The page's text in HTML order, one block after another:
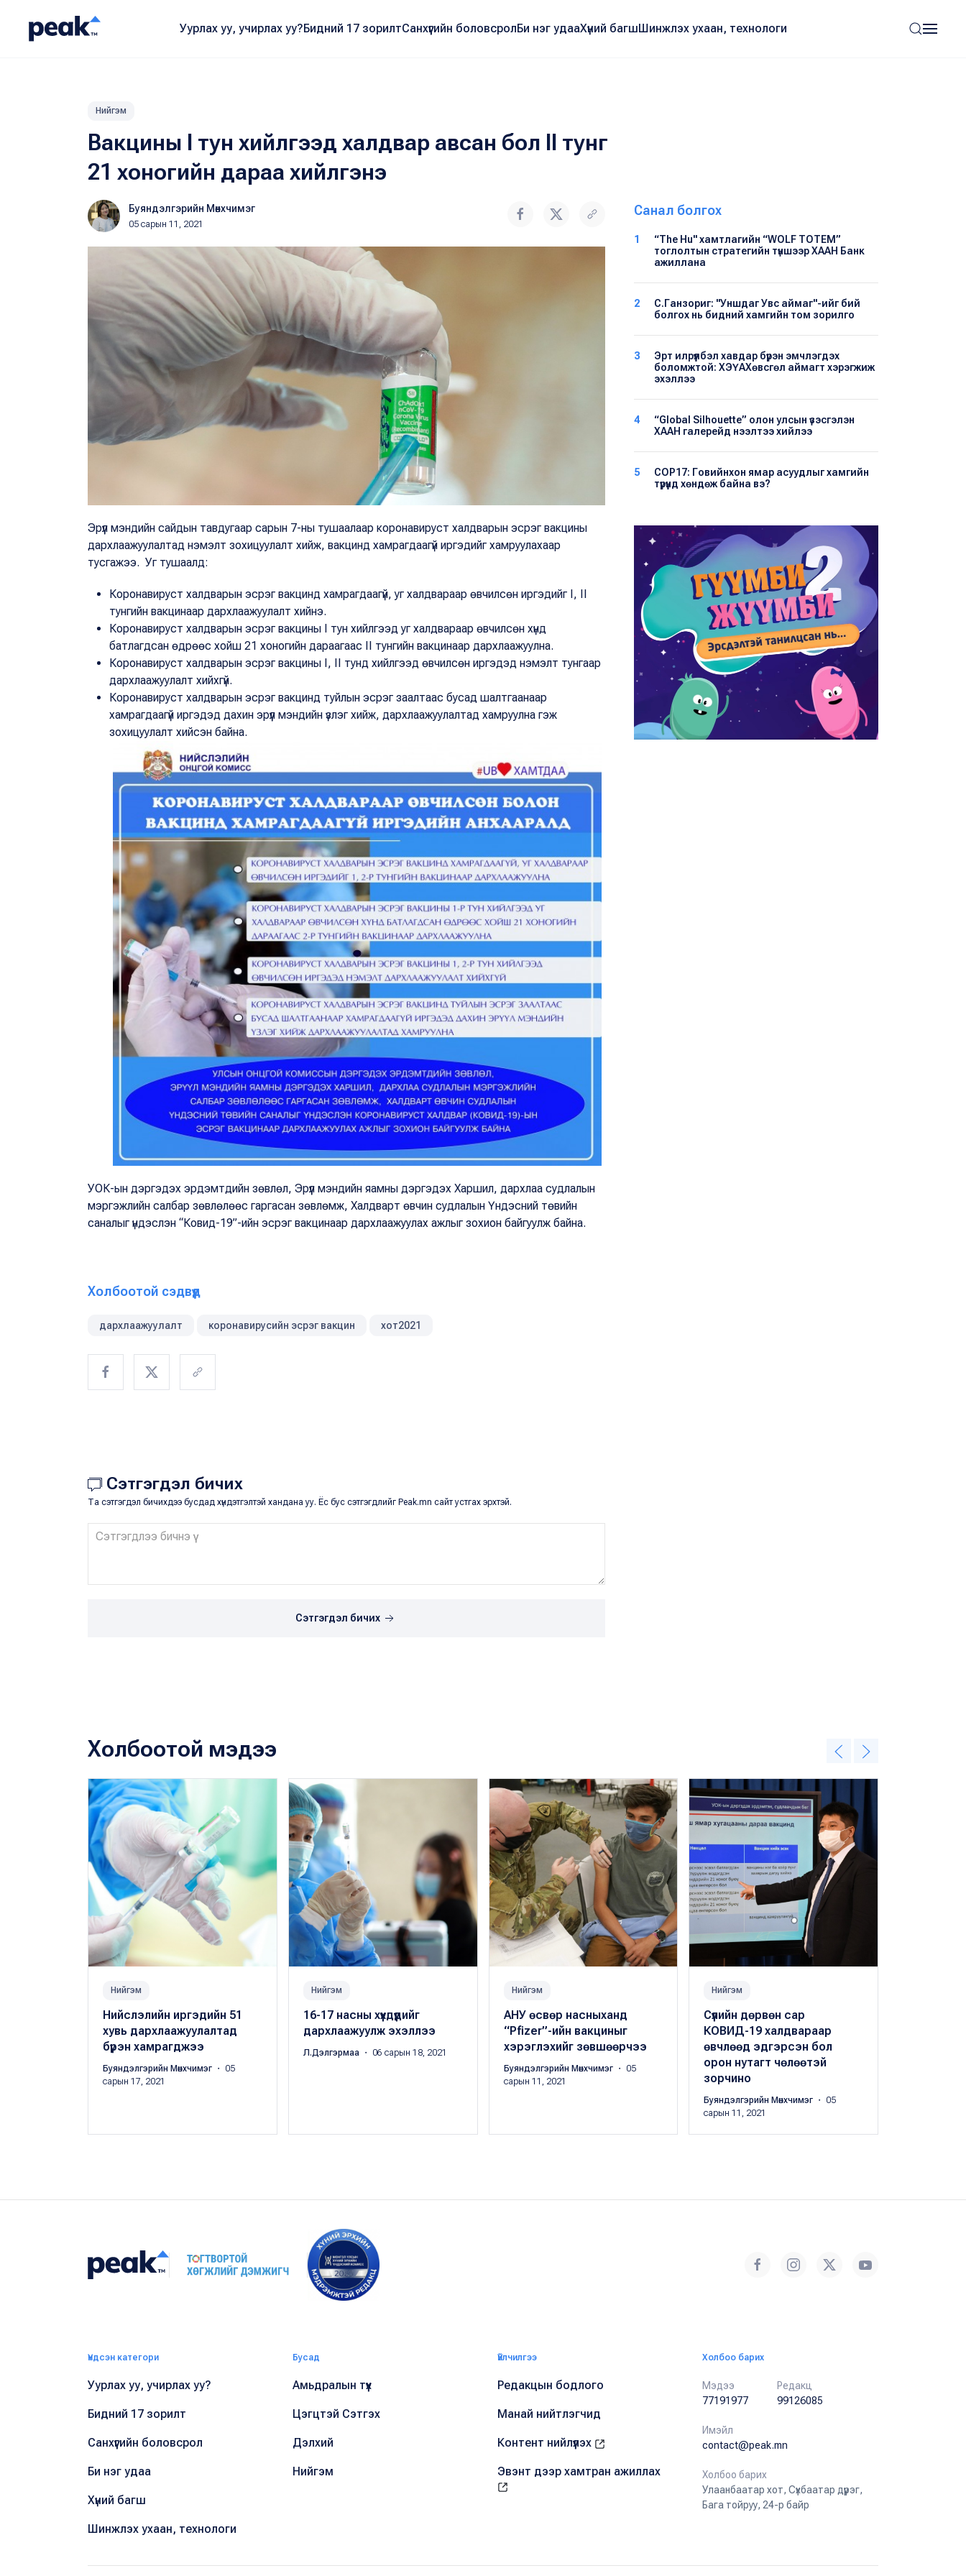
Уурлах уу, учирлах уу?Бидний 17 зорилтСанхүүгийн боловсролБи нэг удааХүний багшШинжлэх ухаан, технологи
Нийгэм
Вакцины I тун хийлгээд халдвар авсан бол II тунг
21 хоногийн дараа хийлгэнэ
Буяндэлгэрийн Мөнхчимэг
05 сарын 11, 2021
Эрүүл мэндийн сайдын тавдугаар сарын 7-ны тушаалаар коронавируст халдварын эсрэг вакцины
дархлаажуулалтад нэмэлт зохицуулалт хийж, вакцинд хамрагдаагүй иргэдийг хамруулахаар
тусгажээ. Уг тушаалд:
Коронавируст халдварын эсрэг вакцинд хамрагдаагүй, уг халдвараар өвчилсөн иргэдийг I, II
тунгийн вакцинаар дархлаажуулалт хийнэ.
Коронавируст халдварын эсрэг вакцины I тун хийлгээд уг халдвараар өвчилсөн хүнд
батлагдсан өдрөөс хойш 21 хоногийн дараагаас II тунгийн вакцинаар дархлаажуулна.
Коронавируст халдварын эсрэг вакцины I, II тунд хийлгээд өвчилсөн иргэдэд нэмэлт тунгаар
дархлаажуулалт хийхгүй.
Коронавируст халдварын эсрэг вакцинд туйлын эсрэг заалтаас бусад шалтгаанаар
хамрагдаагүй иргэдэд дахин эрүүл мэндийн үзлэг хийж, дархлаажуулалтад хамруулна гэж
зохицуулалт хийсэн байна.
УОК-ын дэргэдэх эрдэмтдийн зөвлөл, Эрүүл мэндийн яамны дэргэдэх Харшил, дархлаа судлалын
мэргэжлийн салбар зөвлөлөөс гаргасан зөвлөмж, Халдварт өвчин судлалын Үндэсний төвийн
саналыг үндэслэн “Ковид-19”-ийн эсрэг вакцинаар дархлаажуулах ажлыг зохион байгуулж байна.
Холбоотой сэдвүүд
дархлаажуулалт коронавирусийн эсрэг вакцин хот2021
Сэтгэгдэл бичих
Та сэтгэгдэл бичихдээ бусдад хүндэтгэлтэй хандана уу. Ёс бус сэтгэгдлийг Peak.mn сайт устгах эрхтэй.
Сэтгэгдэл бичих
Санал болгох
1
“The Hu" хамтлагийн “WOLF TOTEM”
тоглолтын стратегийн түншээр ХААН Банк
ажиллана
2
С.Ганзориг: "Уншдаг Увс аймаг"-ийг бий
болгох нь бидний хамгийн том зорилго
3
Эрт илрүүлбэл хавдар бүрэн эмчлэгдэх
боломжтой: ХЭҮА​Хөвсгөл аймагт хэрэгжиж
эхэллээ
4
“Global Silhouette” олон улсын үзэсгэлэн
ХААН галерейд нээлтээ хийлээ
5
COP17: Говийнхон ямар асуудлыг хамгийн
түрүүнд хөндөж байна вэ?
Холбоотой мэдээ
Нийгэм
Нийслэлийн иргэдийн 51
хувь дархлаажуулалтад
бүрэн хамрагджээ
Буяндэлгэрийн Мөнхчимэг ・ 05
сарын 17, 2021
Нийгэм
16-17 насны хүүхдүүдийг
дархлаажуулж эхэллээ
Л.Дэлгэрмаа ・ 06 сарын 18, 2021
Нийгэм
АНУ өсвөр насныханд
“Pfizer”-ийн вакциныг
хэрэглэхийг зөвшөөрчээ
Буяндэлгэрийн Мөнхчимэг ・ 05
сарын 11, 2021
Нийгэм
Сүүлийн дөрвөн сар
КОВИД-19 халдвараар
өвчлөөд эдгэрсэн бол
орон нутагт чөлөөтэй
зорчино
Буяндэлгэрийн Мөнхчимэг ・ 05
сарын 11, 2021
Үндсэн категори
Уурлах уу, учирлах уу?
Бидний 17 зорилт
Санхүүгийн боловсрол
Би нэг удаа
Хүний багш
Шинжлэх ухаан, технологи
Бусад
Амьдралын түүх
Цэгцтэй Сэтгэх
Дэлхий
Нийгэм
Үйлчилгээ
Редакцын бодлого
Манай нийтлэгчид
Контент нийлүүлэх
Эвэнт дээр хамтран ажиллах
Холбоо барих
Мэдээ
77191977
Редакц
99126085
Имэйл
contact@peak.mn
Холбоо барих
Улаанбаатар хот, Сүхбаатар дүүрэг,
Бага тойруу, 24-р байр